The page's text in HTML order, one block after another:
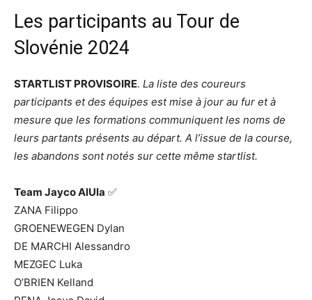
Les participants au Tour de
Slovénie 2024
STARTLIST PROVISOIRE. La liste des coureurs
participants et des équipes est mise à jour au fur et à
mesure que les formations communiquent les noms de
leurs partants présents au départ. A l’issue de la course,
les abandons sont notés sur cette même startlist.
Team Jayco AlUla ✅
ZANA Filippo
GROENEWEGEN Dylan
DE MARCHI Alessandro
MEZGEC Luka
O’BRIEN Kelland